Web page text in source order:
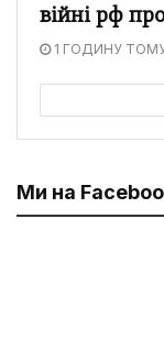
війні рф
1 ГОДИНУ
Ми на